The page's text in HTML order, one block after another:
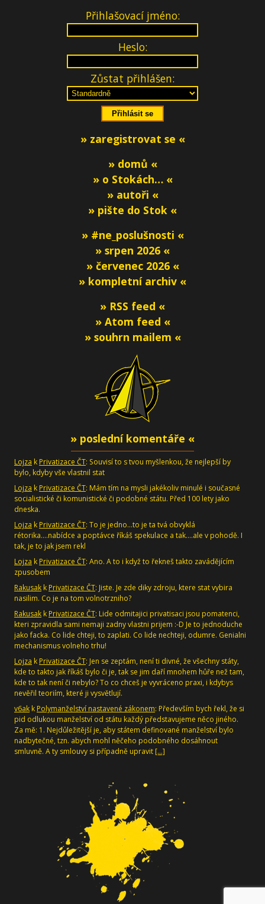
Přihlašovací jméno:
Heslo:
Zůstat přihlášen:
» zaregistrovat se «
» domů «
» o Stokách… «
» autoři «
» pište do Stok «
» #ne_poslušnosti «
» srpen 2026 «
» červenec 2026 «
» kompletní archiv «
» RSS feed «
» Atom feed «
» souhrn mailem «
» poslední komentáře «
Lojza k Privatizace ČT: Souvisí to s tvou myšlenkou, že nejlepší by
bylo, kdyby vše vlastnil stat
Lojza k Privatizace ČT: Mám tím na mysli jakékoliv minulé i současné
socialistické či komunistické či podobné státu. Před 100 lety jako
dneska.
Lojza k Privatizace ČT: To je jedno...to je ta tvá obvyklá
rétorika....nabídce a poptávce říkáš spekulace a tak....ale v pohodě. I
tak, je to jak jsem rekl
Lojza k Privatizace ČT: Ano. A to i když to řekneš takto zavádějícím
zpusobem
Rakusak k Privatizace ČT: Jiste. Je zde diky zdroju, ktere stat vybira
nasilim. Co je na tom volnotrzniho?
Rakusak k Privatizace ČT: Lide odmitajici privatisaci jsou pomatenci,
kteri zpravidla sami nemaji zadny vlastni prijem :-D Je to jednoduche
jako facka. Co lide chteji, to zaplati. Co lide nechteji, odumre. Genialni
mechanismus volneho trhu!
Lojza k Privatizace ČT: Jen se zeptám, není ti divné, že všechny státy,
kde to takto jak říkáš bylo či je, tak se jim daří mnohem hůře než tam,
kde to tak není či nebylo? To co chceš je vyvráceno praxi, i kdybys
nevěřil teoriím, které ji vysvětlují.
v6ak k Polymanželství nastavené zákonem: Především bych řekl, že si
pid odlukou manželství od státu každý představujeme něco jiného.
Za mě: 1. Nejdůležitější je, aby státem definované manželství bylo
nadbytečné, tzn. abych mohl něčeho podobného dosáhnout
smluvně. A ty smlouvy si případně upravit […]